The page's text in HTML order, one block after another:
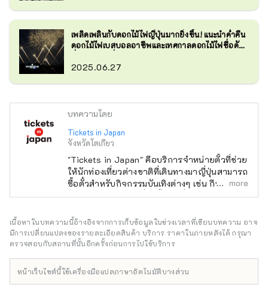
เพลิดเพลินกับดอกไม้ไฟญี่ปุ่นมากยิ่งขึ้น! แนะนำค่ำคืน
ดอกไม้ไฟเบสบอลอาชีพและเทศกาลดอกไม้ไฟชื่อดัง
2025.06.27
บทความโดย
Tickets in Japan
จังหวัดโตเกียว
"Tickets in Japan" คือบริการจำหน่ายตั๋วที่ช่วย
ให้นักท่องเที่ยวต่างชาติที่เดินทางมาญี่ปุ่นสามารถ
ซื้อตั๋วสำหรับกิจกรรมบันเทิงต่างๆ เช่น กีฬา
คอนเสิร์ต และละครที่จัดขึ้นในญี่ปุ่นได้
more
เนื้อหาในบทความนี้อ้างอิงจากการเก็บข้อมูลในช่วงเวลาที่เขียนบทความ อาจ
มีการเปลี่ยนแปลงของรายละเอียดสินค้า บริการ ราคาในภายหลังได้ กรุณา
ตรวจสอบกับสถานที่นั้นอีกครั้งก่อนการไปใช้บริการ
หน้าเว็บไซต์นี้ใช้เครื่องมือแปลภาษาอัตโนมัติบางส่วน